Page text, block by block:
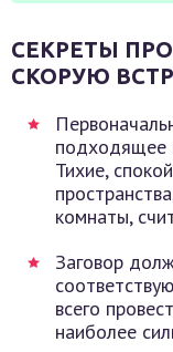
СЕКРЕТЫ
СКОРУЮ
подходящее
Тихие,
комнаты,
Заговор
всего
наиболее